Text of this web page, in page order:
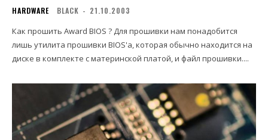
HARDWARE BLACK - 21.10.2003
Как прошить Award BIOS ? Для прошивки нам понадобится
лишь утилита прошивки BIOS'а, которая обычно находится на
диске в комплекте с материнской платой, и файл прошивки....